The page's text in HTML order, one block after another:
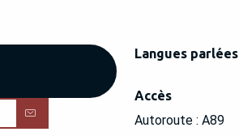
Langues parlées
Langues parlées
Accès
Accès
Autoroute : A89